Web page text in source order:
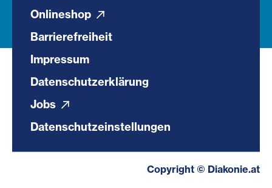
Onlineshop
Barrierefreiheit
Impressum
Datenschutzerklärung
Jobs
Datenschutzeinstellungen
Copyright © Diakonie.at